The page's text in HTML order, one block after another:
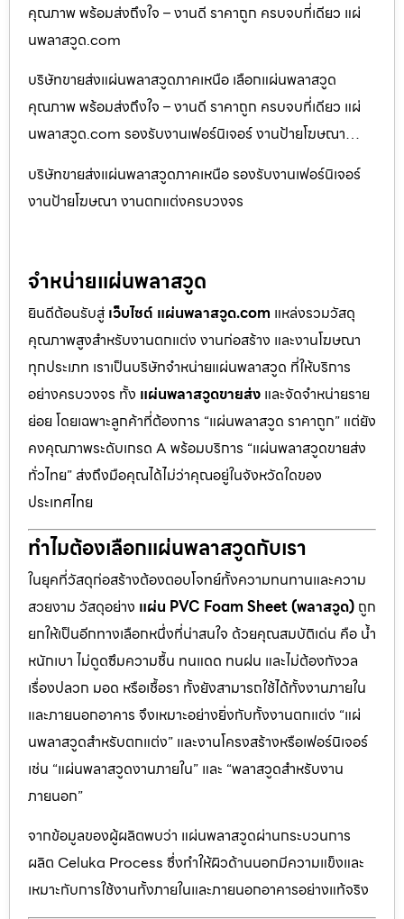
คุณภาพ พร้อมส่งถึงใจ – งานดี ราคาถูก ครบจบที่เดียว แผ่
นพลาสวูด.com
บริษัทขายส่งแผ่นพลาสวูดภาคเหนือ เลือกแผ่นพลาสวูด
คุณภาพ พร้อมส่งถึงใจ – งานดี ราคาถูก ครบจบที่เดียว แผ่
นพลาสวูด.com รองรับงานเฟอร์นิเจอร์ งานป้ายโฆษณา…
บริษัทขายส่งแผ่นพลาสวูดภาคเหนือ รองรับงานเฟอร์นิเจอร์
งานป้ายโฆษณา งานตกแต่งครบวงจร
จำหน่ายแผ่นพลาสวูด
ยินดีต้อนรับสู่ เว็บไซต์ แผ่นพลาสวูด.com แหล่งรวมวัสดุ
คุณภาพสูงสำหรับงานตกแต่ง งานก่อสร้าง และงานโฆษณา
ทุกประเภท เราเป็นบริษัทจำหน่ายแผ่นพลาสวูด ที่ให้บริการ
อย่างครบวงจร ทั้ง แผ่นพลาสวูดขายส่ง และจัดจำหน่ายราย
ย่อย โดยเฉพาะลูกค้าที่ต้องการ “แผ่นพลาสวูด ราคาถูก” แต่ยัง
คงคุณภาพระดับเกรด A พร้อมบริการ “แผ่นพลาสวูดขายส่ง
ทั่วไทย” ส่งถึงมือคุณได้ไม่ว่าคุณอยู่ในจังหวัดใดของ
ประเทศไทย
ทำไมต้องเลือกแผ่นพลาสวูดกับเรา
ในยุคที่วัสดุก่อสร้างต้องตอบโจทย์ทั้งความทนทานและความ
สวยงาม วัสดุอย่าง แผ่น PVC Foam Sheet (พลาสวูด) ถูก
ยกให้เป็นอีกทางเลือกหนึ่งที่น่าสนใจ ด้วยคุณสมบัติเด่น คือ น้ำ
หนักเบา ไม่ดูดซึมความชื้น ทนแดด ทนฝน และไม่ต้องกังวล
เรื่องปลวก มอด หรือเชื้อรา ทั้งยังสามารถใช้ได้ทั้งงานภายใน
และภายนอกอาคาร จึงเหมาะอย่างยิ่งกับทั้งงานตกแต่ง “แผ่
นพลาสวูดสำหรับตกแต่ง” และงานโครงสร้างหรือเฟอร์นิเจอร์
เช่น “แผ่นพลาสวูดงานภายใน” และ “พลาสวูดสำหรับงาน
ภายนอก”
จากข้อมูลของผู้ผลิตพบว่า แผ่นพลาสวูดผ่านกระบวนการ
ผลิต Celuka Process ซึ่งทำให้ผิวด้านนอกมีความแข็งและ
เหมาะกับการใช้งานทั้งภายในและภายนอกอาคารอย่างแท้จริง